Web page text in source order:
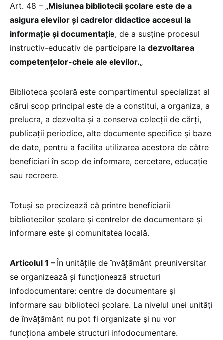
Art. 48 – „Misiunea bibliotecii şcolare este de a
asigura elevilor şi cadrelor didactice accesul la
informaţie şi documentaţie, de a susţine procesul
instructiv-educativ de participare la dezvoltarea
competenţelor-cheie ale elevilor.„
Biblioteca şcolară este compartimentul specializat al
cărui scop principal este de a constitui, a organiza, a
prelucra, a dezvolta şi a conserva colecţii de cărţi,
publicaţii periodice, alte documente specifice şi baze
de date, pentru a facilita utilizarea acestora de către
beneficiari în scop de informare, cercetare, educaţie
sau recreere.
Totuși se precizează că printre beneficiarii
bibliotecilor școlare și centrelor de documentare și
informare este și comunitatea locală.
Articolul 1 – În unităţile de învăţământ preuniversitar
se organizează şi funcţionează structuri
infodocumentare: centre de documentare şi
informare sau biblioteci şcolare. La nivelul unei unităţi
de învăţământ nu pot fi organizate şi nu vor
funcţiona ambele structuri infodocumentare.